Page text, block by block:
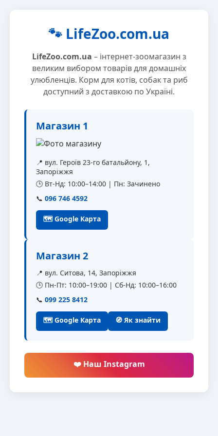
🐾 LifeZoo.com.ua
LifeZoo.com.ua – інтернет-зоомагазин з
великим вибором товарів для домашніх
улюбленців. Корм для котів, собак та риб
доступний з доставкою по Україні.
Магазин 1
📍 вул. Героїв 23-го батальйону, 1,
Запоріжжя
🕒 Вт-Нд: 10:00–14:00 | Пн: Зачинено
📞 096 746 4592
🗺 Google Карта
Магазин 2
📍 вул. Ситова, 14, Запоріжжя
🕒 Пн-Пт: 10:00–19:00 | Сб-Нд: 10:00–16:00
📞 099 225 8412
🗺 Google Карта 🧭 Як знайти
❤️ Наш Instagram